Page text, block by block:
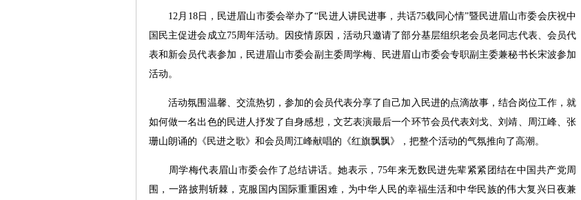
12月18日，民进眉山市委会举办了“民进人讲民进事，共话75载同心情”暨民进眉山市委会庆祝中
国民主促进会成立75周年活动。因疫情原因，活动只邀请了部分基层组织老会员老同志代表、会员代
表和新会员代表参加，民进眉山市委会副主委周学梅、民进眉山市委会专职副主委兼秘书长宋波参加
活动。
活动氛围温馨、交流热切，参加的会员代表分享了自己加入民进的点滴故事，结合岗位工作，就
如何做一名出色的民进人抒发了自身感想，文艺表演最后一个环节会员代表刘戈、刘靖、周江峰、张
珊山朗诵的《民进之歌》和会员周江峰献唱的《红旗飘飘》，把整个活动的气氛推向了高潮。
周学梅代表眉山市委会作了总结讲话。她表示，75年来无数民进先辈紧紧团结在中国共产党周
围，一路披荆斩棘，克服国内国际重重困难，为中华人民的幸福生活和中华民族的伟大复兴日夜兼